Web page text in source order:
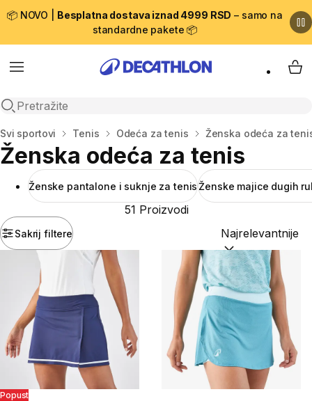
📦 NOVO | Besplatna dostava iznad 4999 RSD – samo na
standardne pakete 📦
Menu
Open search
My
Početna stranica
Svi sportovi Tenis Odeća za tenis Ženska odeća za
Ženska odeća za tenis
Ženske pantalone i suknje za tenisŽenske majice dugih
Sakrij filtere
51 Proizvodi
Sortiraj po:
Popust